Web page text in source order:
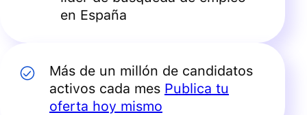
en España
Más de un millón de candidatos
activos cada mes Publica tu
oferta hoy mismo